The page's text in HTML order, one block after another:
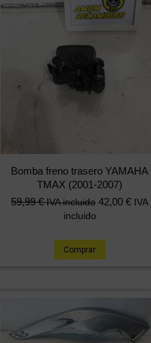
Bomba freno trasero YAMAHA
TMAX (2001-2007)
59,99€ IVA incluido 42,00 € IVA
incluido
Comprar